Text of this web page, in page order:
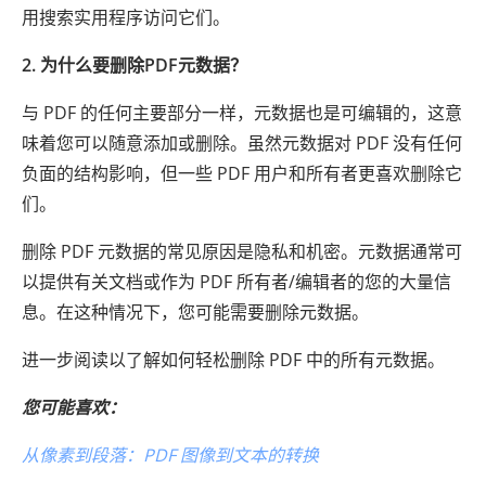
用搜索实用程序访问它们。
2. 为什么要删除PDF元数据？
与 PDF 的任何主要部分一样，元数据也是可编辑的，这意
味着您可以随意添加或删除。虽然元数据对 PDF 没有任何
负面的结构影响，但一些 PDF 用户和所有者更喜欢删除它
们。
删除 PDF 元数据的常见原因是隐私和机密。元数据通常可
以提供有关文档或作为 PDF 所有者/编辑者的您的大量信
息。在这种情况下，您可能需要删除元数据。
进一步阅读以了解如何轻松删除 PDF 中的所有元数据。
您可能喜欢：
从像素到段落：PDF 图像到文本的转换